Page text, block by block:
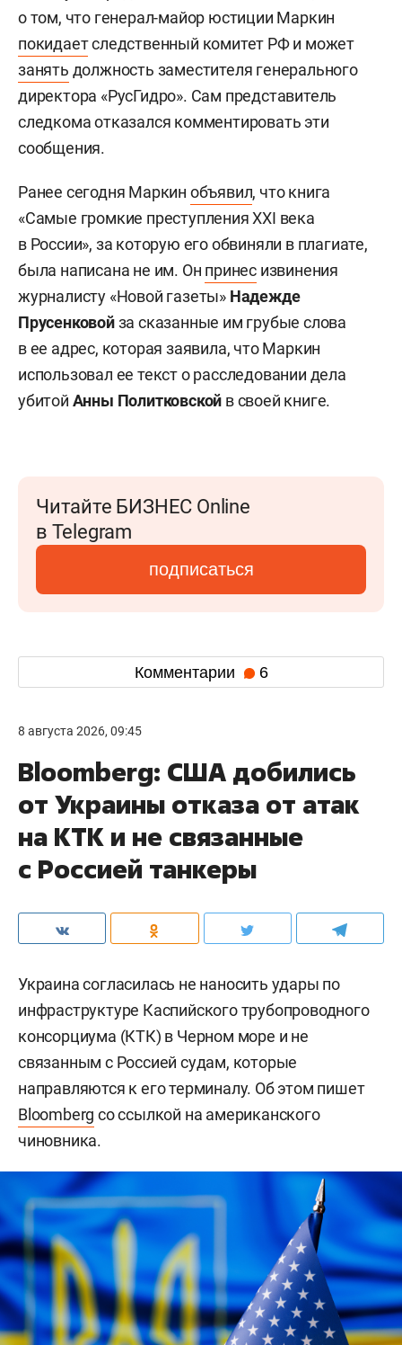
о том, что генерал-майор юстиции Маркин
покидаетследственный комитет РФ и может
занять должность заместителя генерального
директора «РусГидро». Сам представитель
следкома отказался комментировать эти
сообщения.
Ранее сегодня Маркин объявил, что книга
«Самые громкие преступления XXI века
в России», за которую его обвиняли в плагиате,
была написана не им. Он принес извинения
журналисту «Новой газеты» Надежде
Прусенковойза сказанные им грубые слова
в ее адрес, которая заявила, что Маркин
использовал ее текст о расследовании дела
убитой Анны Политковской в своей книге.
Читайте БИЗНЕС Online
в Telegram
подписаться
Комментарии 6
8 августа 2026, 09:45
Bloomberg: США добились
от Украины отказа от атак
на КТК и не связанные
с Россией танкеры
Украина согласилась не наносить удары по
инфраструктуре Каспийского трубопроводного
консорциума (КТК) в Черном море и не
связанным с Россией судам, которые
направляются к его терминалу. Об этом пишет
Bloomberg со ссылкой на американского
чиновника.